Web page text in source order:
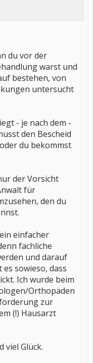
du vor der
warst und
bestehen, von
untersucht
- je nach dem -
den Bescheid
du bekommst
der Vorsicht
für
den du
einfacher
fachliche
und darauf
sowieso, dass
Ich wurde beim
Orthopäden
zur
(!) Hausarzt
viel Glück.